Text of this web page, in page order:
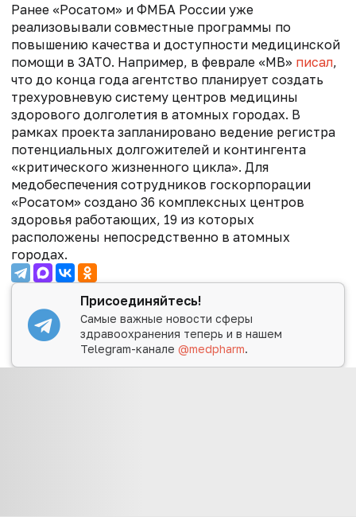
Ранее «Росатом» и ФМБА России уже
реализовывали совместные программы по
повышению качества и доступности медицинской
помощи в ЗАТО. Например, в феврале «МВ» писал,
что до конца года агентство планирует создать
трехуровневую систему центров медицины
здорового долголетия в атомных городах. В
рамках проекта запланировано ведение регистра
потенциальных долгожителей и контингента
«критического жизненного цикла». Для
медобеспечения сотрудников госкорпорации
«Росатом» создано 36 комплексных центров
здоровья работающих, 19 из которых
расположены непосредственно в атомных
городах.
Присоединяйтесь!
Самые важные новости сферы
здравоохранения теперь и в нашем
Telegram-канале@medpharm.